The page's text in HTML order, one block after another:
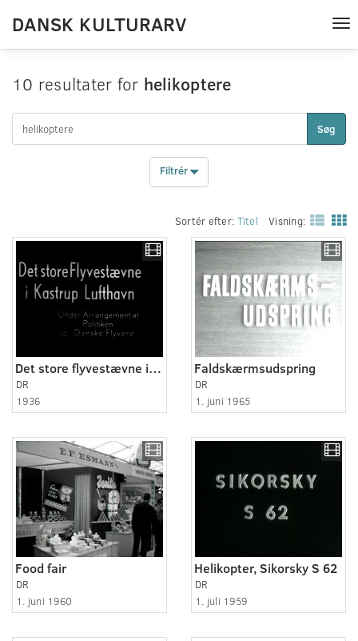
DANSK KULTURARV
10 resultater for helikoptere
Søg
Filtrér
Sortér efter: Titel Visning:
Det store flyvestævne i Kastrup Lufthavn
DR
1936
Faldskærmsudspring
DR
1. juni 1965
Food fair
DR
1. juni 1960
Helikopter, Sikorsky S 62
DR
1. juli 1959